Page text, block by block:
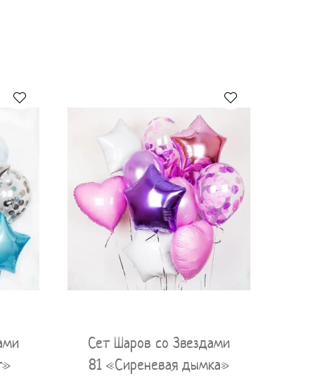
Сет Шаров со Звездами
81 «Сиреневая дымка»